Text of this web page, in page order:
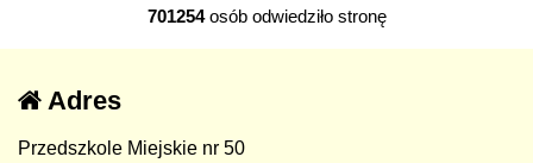
701254osób odwiedziło stronę
Adres
Przedszkole Miejskie nr 50